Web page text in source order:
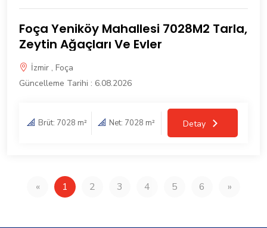
Foça Yeniköy Mahallesi 7028M2 Tarla,
Zeytin Ağaçları Ve Evler
İzmir , Foça
Güncelleme Tarihi : 6.08.2026
Brüt: 7028 m² Net: 7028 m² Detay
« 1 2 3 4 5 6 »